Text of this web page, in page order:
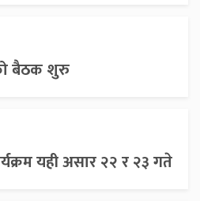
बैठक शुरु
यही असार २२ र २३ गते